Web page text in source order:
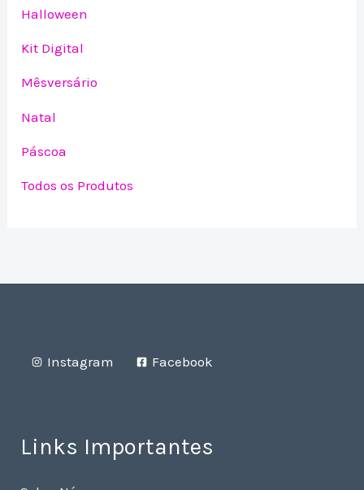
Halloween
Kit Digital
Mêsversário
Natal
Páscoa
Todos os Produtos
Instagram Facebook
Links Importantes